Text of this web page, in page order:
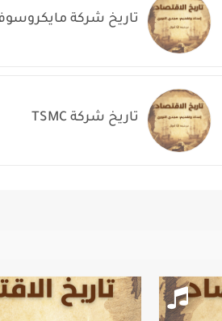
تاريخ شركة
تاريخ شركة TSMC